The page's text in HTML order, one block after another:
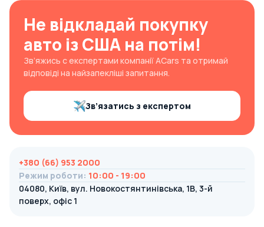
Не відкладай покупку
авто із США на потім!
Зв’яжись с експертами компанії ACars та отримай
відповіді на найзапекліші запитання.
Зв’язатись з експертом
+380 (66) 953 2000
Режим роботи: 10:00 - 19:00
04080, Київ, вул. Новокостянтинівська, 1В, 3-й
поверх, офіс 1